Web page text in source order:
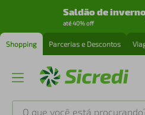
Saldão de
até 40% off
Shopping Parcerias e Descontos
O que você está procurando?